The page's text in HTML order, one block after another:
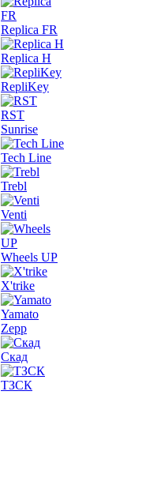
Replica FR
Replica H
RepliKey
RST
Sunrise
Tech Line
Trebl
Venti
Wheels UP
X'trike
Yamato
Zepp
Скад
ТЗСК